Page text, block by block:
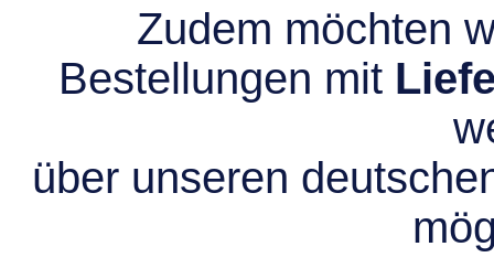
Zudem möchten
Bestellungen mit
über unseren